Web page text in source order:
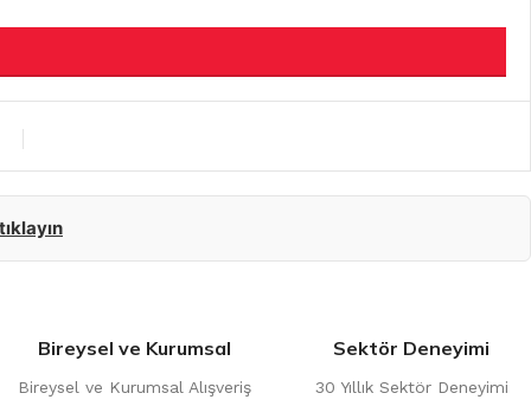
Bireysel ve Kurumsal
Bireysel ve Kurumsal Alışveriş
Sektör Deneyimi
30 Yıllık Sektör Deneyimi